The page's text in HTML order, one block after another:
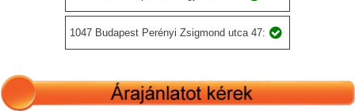
1047 Budapest Perényi Zsigmond utca 47: